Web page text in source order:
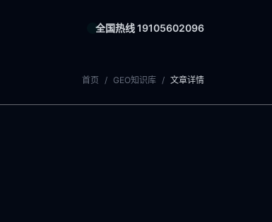
全国热线 19105602096
首页 / GEO知识库 / 文章详情